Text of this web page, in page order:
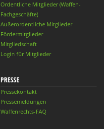
Ordentliche Mitglieder (Waffen-
Fachgeschäfte)
Außerordentliche Mitglieder
Fördermitglieder
Mitgliedschaft
Login für Mitglieder
PRESSE
Pressekontakt
Pressemeldungen
Waffenrechts-FAQ